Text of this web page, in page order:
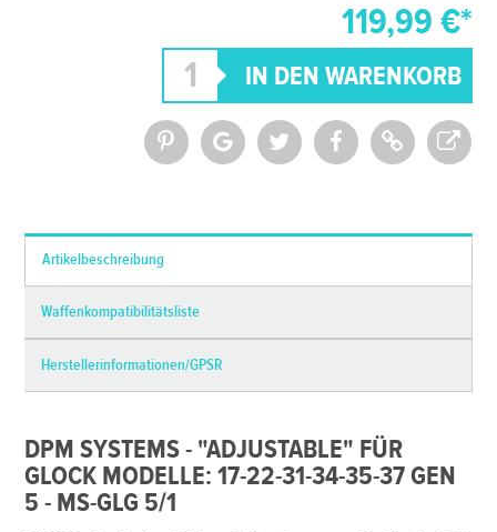
119,99 €*
Artikelbeschreibung
Waffenkompatibilitätsliste
Herstellerinformationen/GPSR
DPM SYSTEMS - "ADJUSTABLE" FÜR
GLOCK MODELLE: 17-22-31-34-35-37 GEN
5 - MS-GLG 5/1